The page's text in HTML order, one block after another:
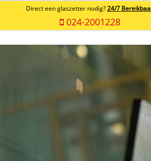
Direct een glaszetter nodig? 24/7
024-2001228